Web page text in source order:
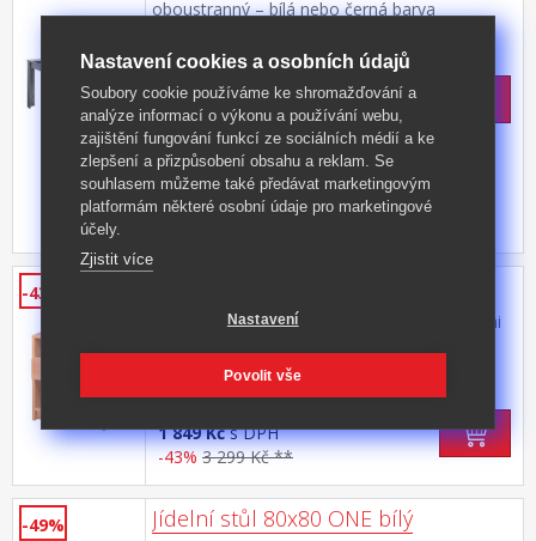
oboustranný – bílá nebo černá barva
Skladem> 5 ks
2 699 Kčs DPH
-38% 4 390 Kč **
-43%
barevné provedení buk 1 zásuvka s kovovými
Kód produktu: 146A
1 849 Kčs DPH
-43% 3 299 Kč **
-49% Jídelní stůl 80x80 ONE bílý
Nastavení cookies a osobních údajů
Soubory cookie používáme ke shromažďování a
analýze informací o výkonu a používání webu,
zajištění fungování funkcí ze sociálních médií a ke
zlepšení a přizpůsobení obsahu a reklam. Se
souhlasem můžeme také předávat marketingovým
platformám některé osobní údaje pro marketingové
účely.
Zjistit více
Nastavení
Povolit vše